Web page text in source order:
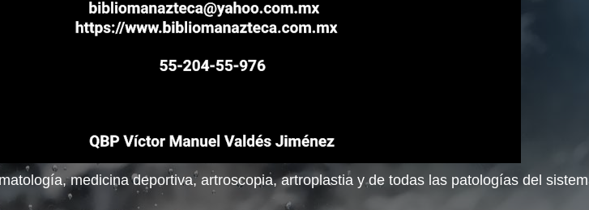
medicina deportiva, artroscopia, artroplastia y de todas las patologías del